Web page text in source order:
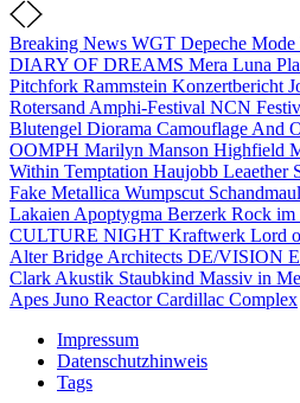
Breaking News WGT Depeche Mode
DIARY OF DREAMS Mera Luna
Pitchfork Rammstein Konzertbericht
Rotersand Amphi-Festival NCN
Blutengel Diorama Camouflage And
OOMPH Marilyn Manson Highfield
Within Temptation Haujobb Leaether
Fake Metallica Wumpscut Schandmaul
Lakaien Apoptygma Berzerk Rock im
CULTURE NIGHT Kraftwerk Lord
Alter Bridge Architects DE/VISION
Clark Akustik Staubkind Massiv in
Apes Juno ReactorCardillac Complex
Impressum
Datenschutzhinweis
Tags